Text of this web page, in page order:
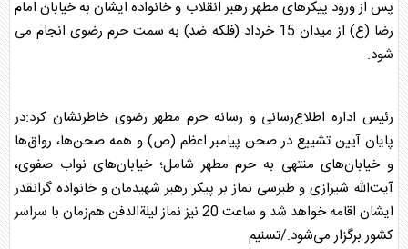
پس از ورود پیکرهای مطهر رهبر انقلاب و خانواده ایشان به خیابان امام
رضا (ع) از میدان 15 خرداد (فلکه ضد) به سمت حرم رضوی انجام می
شود.
رئیس اداره اطلاع‌رسانی و رسانه حرم مطهر رضوی خاطرنشان کرد:در
پایان آیین تشییع در صحن پیامبر اعظم (ص) و همه صحن‌ها، رواق‌ها
و خیابان‌های منتهی به حرم مطهر شامل؛ خیابان‌های نواب صفوی،
آیت‌الله شیرازی و طبرسی نماز بر پیکر رهبر شهیدمان و خانواده گرانقدر
ایشان اقامه خواهد شد و ساعت 20 نیز نماز لیلة‌الدفن هم‌زمان با سراسر
کشور برگزار می‌شود./تسنیم